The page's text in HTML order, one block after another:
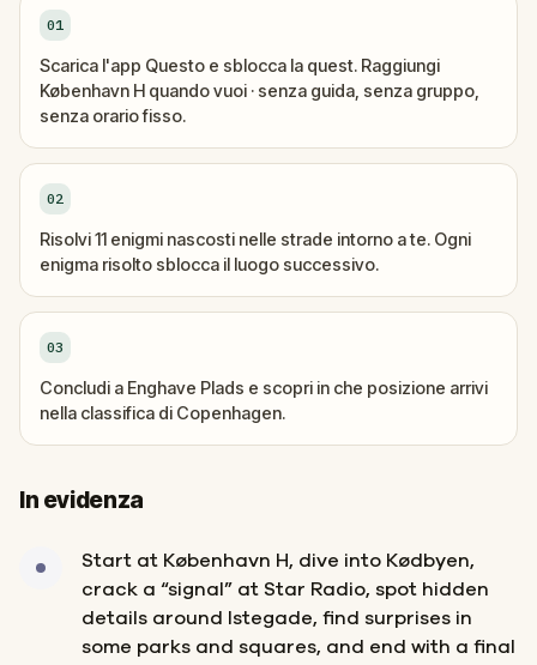
01
Scarica l'app Questo e sblocca la quest. Raggiungi
København H quando vuoi · senza guida, senza gruppo,
senza orario fisso.
02
Risolvi 11 enigmi nascosti nelle strade intorno a te. Ogni
enigma risolto sblocca il luogo successivo.
03
Concludi a Enghave Plads e scopri in che posizione arrivi
nella classifica di Copenhagen.
In evidenza
Start at København H, dive into Kødbyen,
crack a “signal” at Star Radio, spot hidden
details around Istegade, find surprises in
some parks and squares, and end with a final